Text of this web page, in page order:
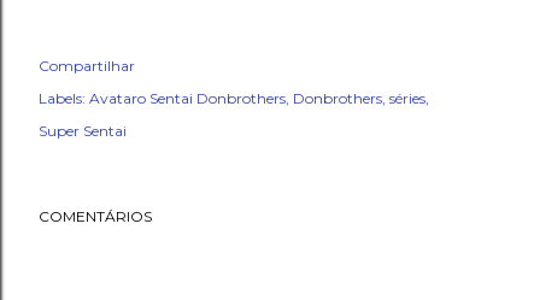
Compartilhar
Labels: Avataro Sentai Donbrothers Donbrothers séries
Super Sentai
COMENTÁRIOS